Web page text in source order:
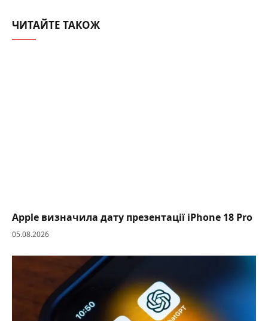
ЧИТАЙТЕ ТАКОЖ
Apple визначила дату презентації iPhone 18 Pro
05.08.2026